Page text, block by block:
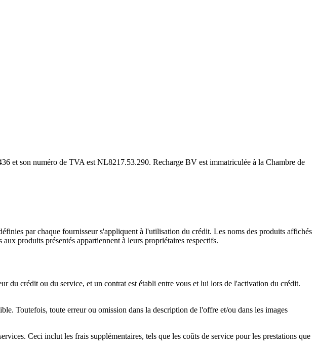
et son numéro de TVA est NL8217.53.290. Recharge BV est immatriculée à la Chambre de
par chaque fournisseur s'appliquent à l'utilisation du crédit. Les noms des produits affichés
produits présentés appartiennent à leurs propriétaires respectifs.
du crédit ou du service, et un contrat est établi entre vous et lui lors de l'activation du crédit.
Toutefois, toute erreur ou omission dans la description de l'offre et/ou dans les images
Ceci inclut les frais supplémentaires, tels que les coûts de service pour les prestations que